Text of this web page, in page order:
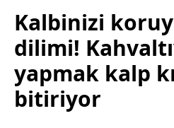
Kalbinizi
dilimi!
yapmak kalp
bitiriyor